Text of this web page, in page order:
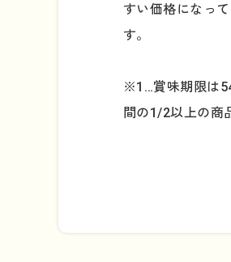
すい価格になっ
す。
※1…賞味期限は
間の1/2以上の商